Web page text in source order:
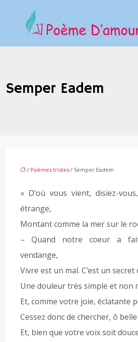
Semper Eadem
/ Poèmes tristes / Semper Eadem
« D’où vous vient, disiez-
étrange,
Montant comme la mer sur le
– Quand notre coeur a
vendange,
Vivre est un mal. C’est un
Une douleur très simple et non
Et, comme votre joie, éclatante
Cessez donc de chercher, ô
Et, bien que votre voix soit